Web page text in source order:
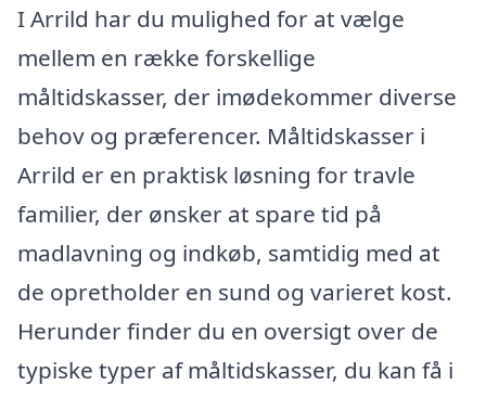
I Arrild har du mulighed for at vælge
mellem en række forskellige
måltidskasser, der imødekommer diverse
behov og præferencer. Måltidskasser i
Arrild er en praktisk løsning for travle
familier, der ønsker at spare tid på
madlavning og indkøb, samtidig med at
de opretholder en sund og varieret kost.
Herunder finder du en oversigt over de
typiske typer af måltidskasser, du kan få i